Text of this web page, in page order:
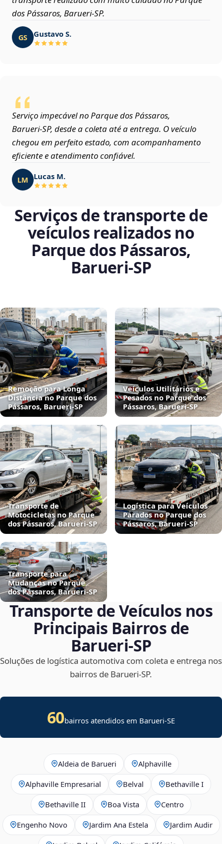
dos Pássaros, Barueri‑SP.
GS Gustavo S.
Serviço impecável no Parque dos Pássaros,
Barueri‑SP, desde a coleta até a entrega. O veículo
chegou em perfeito estado, com acompanhamento
eficiente e atendimento confiável.
LM Lucas M.
Serviços de transporte de
veículos realizados no
Parque dos Pássaros,
Barueri‑SP
Remoção para Longa
Distância no Parque dos
Pássaros, Barueri‑SP
Veículos Utilitários e
Pesados no Parque dos
Pássaros, Barueri‑SP
Transporte de
Motocicletas no Parque
dos Pássaros, Barueri‑SP
Logística para Veículos
Parados no Parque dos
Pássaros, Barueri‑SP
Transporte para
Mudanças no Parque
dos Pássaros, Barueri‑SP
Transporte de Veículos nos
Principais Bairros de
Barueri‑SP
Soluções de logística automotiva com coleta e entrega nos
bairros de Barueri‑SP.
60bairros atendidos em Barueri-SE
Aldeia de Barueri Alphaville
Alphaville Empresarial Belval Bethaville I
Bethaville II Boa Vista Centro
Engenho Novo Jardim Ana Estela Jardim Audir